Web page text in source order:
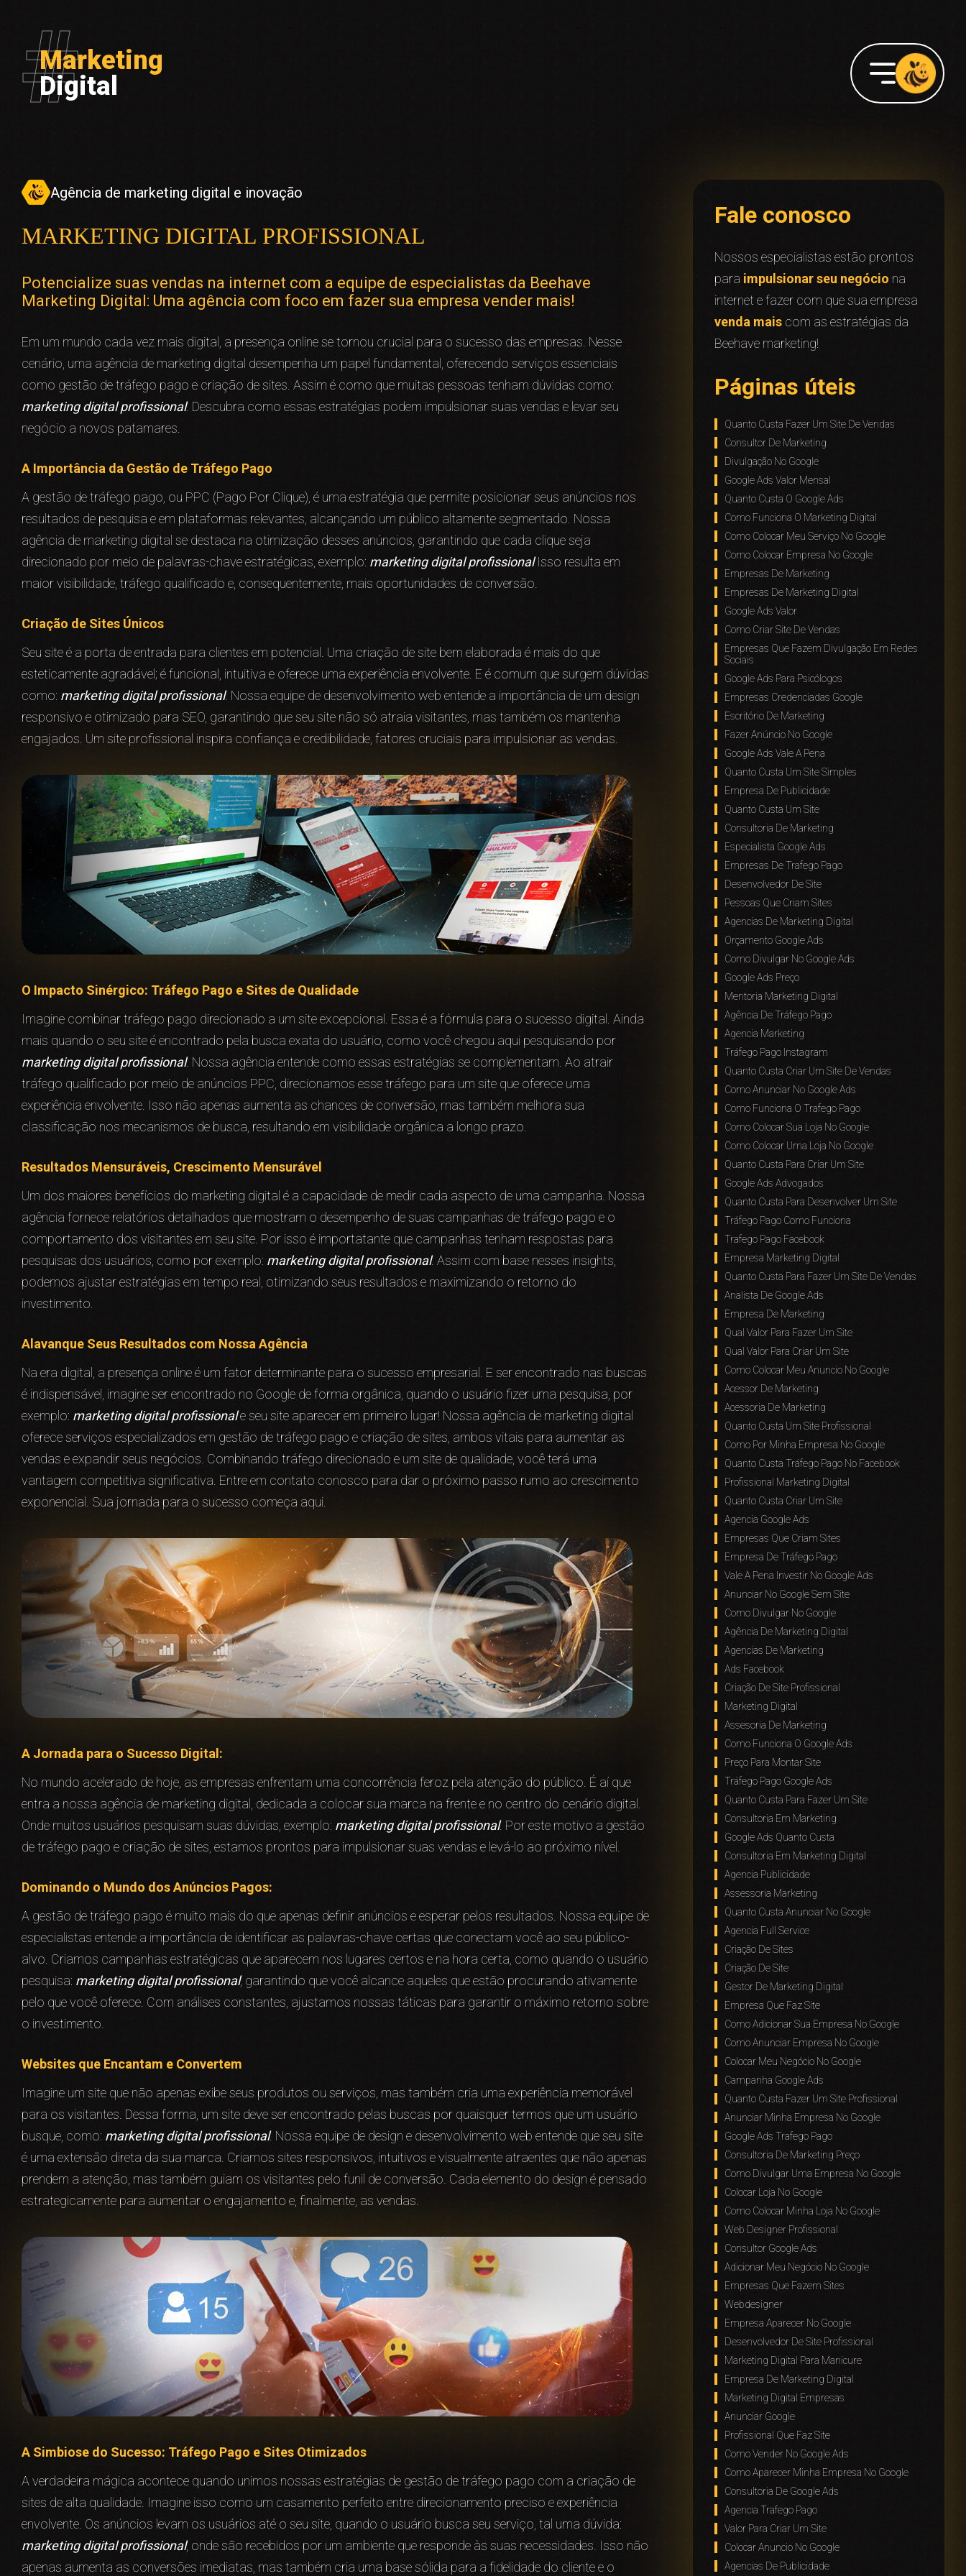
Marketing
Digital
Agência de marketing digital e inovação
MARKETING DIGITAL PROFISSIONAL
Potencialize suas vendas na internet com a equipe de especialistas da Beehave
Marketing Digital: Uma agência com foco em fazer sua empresa vender mais!
Em um mundo cada vez mais digital, a presença online se tornou crucial para o sucesso das empresas. Nesse
cenário, uma agência de marketing digital desempenha um papel fundamental, oferecendo serviços essenciais
como gestão de tráfego pago e criação de sites. Assim é como que muitas pessoas tenham dúvidas como:
marketing digital profissional. Descubra como essas estratégias podem impulsionar suas vendas e levar seu
negócio a novos patamares.
A Importância da Gestão de Tráfego Pago
A gestão de tráfego pago, ou PPC (Pago Por Clique), é uma estratégia que permite posicionar seus anúncios nos
resultados de pesquisa e em plataformas relevantes, alcançando um público altamente segmentado. Nossa
agência de marketing digital se destaca na otimização desses anúncios, garantindo que cada clique seja
direcionado por meio de palavras-chave estratégicas, exemplo: marketing digital profissionalIsso resulta em
maior visibilidade, tráfego qualificado e, consequentemente, mais oportunidades de conversão.
Criação de Sites Únicos
Seu site é a porta de entrada para clientes em potencial. Uma criação de site bem elaborada é mais do que
esteticamente agradável; é funcional, intuitiva e oferece uma experiência envolvente. E é comum que surgem dúvidas
como: marketing digital profissional. Nossa equipe de desenvolvimento web entende a importância de um design
responsivo e otimizado para SEO, garantindo que seu site não só atraia visitantes, mas também os mantenha
engajados. Um site profissional inspira confiança e credibilidade, fatores cruciais para impulsionar as vendas.
O Impacto Sinérgico: Tráfego Pago e Sites de Qualidade
Imagine combinar tráfego pago direcionado a um site excepcional. Essa é a fórmula para o sucesso digital. Ainda
mais quando o seu site é encontrado pela busca exata do usuário, como você chegou aqui pesquisando por
marketing digital profissional. Nossa agência entende como essas estratégias se complementam. Ao atrair
tráfego qualificado por meio de anúncios PPC, direcionamos esse tráfego para um site que oferece uma
experiência envolvente. Isso não apenas aumenta as chances de conversão, mas também melhora sua
classificação nos mecanismos de busca, resultando em visibilidade orgânica a longo prazo.
Resultados Mensuráveis, Crescimento Mensurável
Um dos maiores benefícios do marketing digital é a capacidade de medir cada aspecto de uma campanha. Nossa
agência fornece relatórios detalhados que mostram o desempenho de suas campanhas de tráfego pago e o
comportamento dos visitantes em seu site. Por isso é importatante que campanhas tenham respostas para
pesquisas dos usuários, como por exemplo: marketing digital profissional. Assim com base nesses insights,
podemos ajustar estratégias em tempo real, otimizando seus resultados e maximizando o retorno do
investimento.
Alavanque Seus Resultados com Nossa Agência
Na era digital, a presença online é um fator determinante para o sucesso empresarial. E ser encontrado nas buscas
é indispensável, imagine ser encontrado no Google de forma orgânica, quando o usuário fizer uma pesquisa, por
exemplo: marketing digital profissionale seu site aparecer em primeiro lugar! Nossa agência de marketing digital
oferece serviços especializados em gestão de tráfego pago e criação de sites, ambos vitais para aumentar as
vendas e expandir seus negócios. Combinando tráfego direcionado e um site de qualidade, você terá uma
vantagem competitiva significativa. Entre em contato conosco para dar o próximo passo rumo ao crescimento
exponencial. Sua jornada para o sucesso começa aqui.
A Jornada para o Sucesso Digital:
No mundo acelerado de hoje, as empresas enfrentam uma concorrência feroz pela atenção do público. É aí que
entra a nossa agência de marketing digital, dedicada a colocar sua marca na frente e no centro do cenário digital.
Onde muitos usuários pesquisam suas dúvidas, exemplo: marketing digital profissional. Por este motivo a gestão
de tráfego pago e criação de sites, estamos prontos para impulsionar suas vendas e levá-lo ao próximo nível.
Dominando o Mundo dos Anúncios Pagos:
A gestão de tráfego pago é muito mais do que apenas definir anúncios e esperar pelos resultados. Nossa equipe de
especialistas entende a importância de identificar as palavras-chave certas que conectam você ao seu público-
alvo. Criamos campanhas estratégicas que aparecem nos lugares certos e na hora certa, como quando o usuário
pesquisa: marketing digital profissional, garantindo que você alcance aqueles que estão procurando ativamente
pelo que você oferece. Com análises constantes, ajustamos nossas táticas para garantir o máximo retorno sobre
o investimento.
Websites que Encantam e Convertem
Imagine um site que não apenas exibe seus produtos ou serviços, mas também cria uma experiência memorável
para os visitantes. Dessa forma, um site deve ser encontrado pelas buscas por quaisquer termos que um usuário
busque, como: marketing digital profissional. Nossa equipe de design e desenvolvimento web entende que seu site
é uma extensão direta da sua marca. Criamos sites responsivos, intuitivos e visualmente atraentes que não apenas
prendem a atenção, mas também guiam os visitantes pelo funil de conversão. Cada elemento do design é pensado
estrategicamente para aumentar o engajamento e, finalmente, as vendas.
A Simbiose do Sucesso: Tráfego Pago e Sites Otimizados
A verdadeira mágica acontece quando unimos nossas estratégias de gestão de tráfego pago com a criação de
sites de alta qualidade. Imagine isso como um casamento perfeito entre direcionamento preciso e experiência
envolvente. Os anúncios levam os usuários até o seu site, quando o usuário busca seu serviço, tal uma dúvida:
marketing digital profissional, onde são recebidos por um ambiente que responde às suas necessidades. Isso não
apenas aumenta as conversões imediatas, mas também cria uma base sólida para a fidelidade do cliente e o
Fale conosco
Nossos especialistas estão prontos
para impulsionar seu negócio na
internet e fazer com que sua empresa
venda mais com as estratégias da
Beehave marketing!
Páginas úteis
Quanto Custa Fazer Um Site De Vendas
Consultor De Marketing
Divulgação No Google
Google Ads Valor Mensal
Quanto Custa O Google Ads
Como Funciona O Marketing Digital
Como Colocar Meu Serviço No Google
Como Colocar Empresa No Google
Empresas De Marketing
Empresas De Marketing Digital
Google Ads Valor
Como Criar Site De Vendas
Empresas Que Fazem Divulgação Em Redes
Sociais
Google Ads Para Psicólogos
Empresas Credenciadas Google
Escritório De Marketing
Fazer Anúncio No Google
Google Ads Vale A Pena
Quanto Custa Um Site Simples
Empresa De Publicidade
Quanto Custa Um Site
Consultoria De Marketing
Especialista Google Ads
Empresas De Trafego Pago
Desenvolvedor De Site
Pessoas Que Criam Sites
Agencias De Marketing Digital
Orçamento Google Ads
Como Divulgar No Google Ads
Google Ads Preço
Mentoria Marketing Digital
Agência De Tráfego Pago
Agencia Marketing
Tráfego Pago Instagram
Quanto Custa Criar Um Site De Vendas
Como Anunciar No Google Ads
Como Funciona O Trafego Pago
Como Colocar Sua Loja No Google
Como Colocar Uma Loja No Google
Quanto Custa Para Criar Um Site
Google Ads Advogados
Quanto Custa Para Desenvolver Um Site
Tráfego Pago Como Funciona
Trafego Pago Facebook
Empresa Marketing Digital
Quanto Custa Para Fazer Um Site De Vendas
Analista De Google Ads
Empresa De Marketing
Qual Valor Para Fazer Um Site
Qual Valor Para Criar Um Site
Como Colocar Meu Anuncio No Google
Acessor De Marketing
Acessoria De Marketing
Quanto Custa Um Site Profissional
Como Por Minha Empresa No Google
Quanto Custa Tráfego Pago No Facebook
Profissional Marketing Digital
Quanto Custa Criar Um Site
Agencia Google Ads
Empresas Que Criam Sites
Empresa De Tráfego Pago
Vale A Pena Investir No Google Ads
Anunciar No Google Sem Site
Como Divulgar No Google
Agência De Marketing Digital
Agencias De Marketing
Ads Facebook
Criação De Site Profissional
Marketing Digital
Assesoria De Marketing
Como Funciona O Google Ads
Preço Para Montar Site
Tráfego Pago Google Ads
Quanto Custa Para Fazer Um Site
Consultoria Em Marketing
Google Ads Quanto Custa
Consultoria Em Marketing Digital
Agencia Publicidade
Assessoria Marketing
Quanto Custa Anunciar No Google
Agencia Full Service
Criação De Sites
Criação De Site
Gestor De Marketing Digital
Empresa Que Faz Site
Como Adicionar Sua Empresa No Google
Como Anunciar Empresa No Google
Colocar Meu Negócio No Google
Campanha Google Ads
Quanto Custa Fazer Um Site Profissional
Anunciar Minha Empresa No Google
Google Ads Trafego Pago
Consultoria De Marketing Preço
Como Divulgar Uma Empresa No Google
Colocar Loja No Google
Como Colocar Minha Loja No Google
Web Designer Profissional
Consultor Google Ads
Adicionar Meu Negócio No Google
Empresas Que Fazem Sites
Webdesigner
Empresa Aparecer No Google
Desenvolvedor De Site Profissional
Marketing Digital Para Manicure
Empresa De Marketing Digital
Marketing Digital Empresas
Anunciar Google
Profissional Que Faz Site
Como Vender No Google Ads
Como Aparecer Minha Empresa No Google
Consultoria De Google Ads
Agencia Trafego Pago
Valor Para Criar Um Site
Colocar Anuncio No Google
Agencias De Publicidade